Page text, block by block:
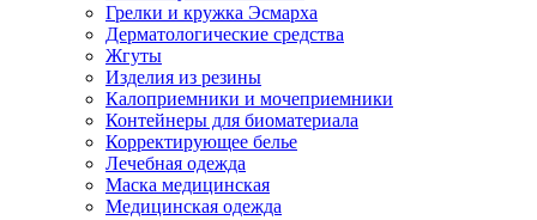
Грелки и кружка Эсмарха
Дерматологические средства
Жгуты
Изделия из резины
Калоприемники и мочеприемники
Контейнеры для биоматериала
Корректирующее белье
Лечебная одежда
Маска медицинская
Медицинская одежда